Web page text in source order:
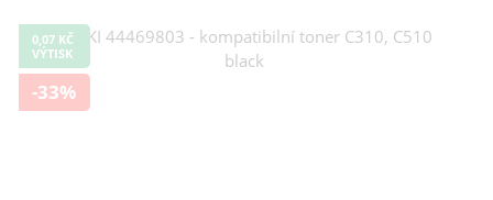
0,07 KČ
VÝTISK
-33%